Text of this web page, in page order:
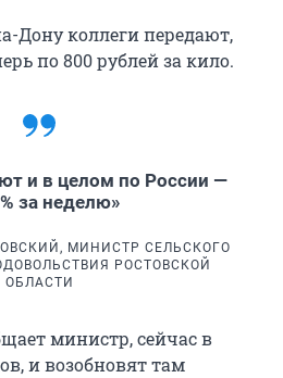
Дону коллеги передают,
по 800 рублей за кило.
и в целом по России —
за неделю»
МИНИСТР СЕЛЬСКОГО
РОСТОВСКОЙ
ОБЛАСТИ
министр, сейчас в
и возобновят там